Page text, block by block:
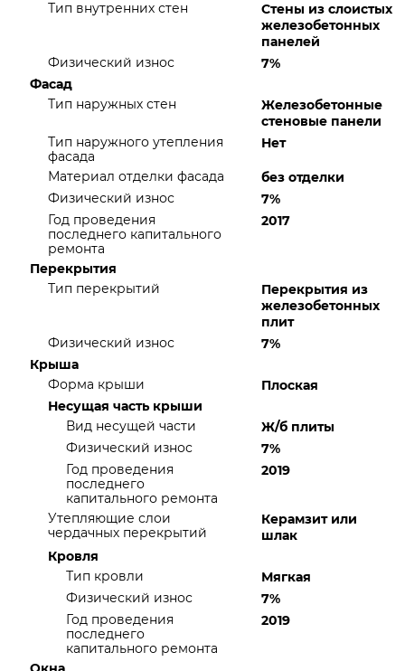
Тип внутренних стен
Стены из слоистых
железобетонных
панелей
Физический износ
7%
Фасад
Тип наружных стен
Железобетонные
стеновые панели
Тип наружного утепления
фасада
Нет
Материал отделки фасада
без отделки
Физический износ
7%
Год проведения
последнего капитального
ремонта
2017
Перекрытия
Тип перекрытий
Перекрытия из
железобетонных
плит
Физический износ
7%
Крыша
Форма крыши
Плоская
Несущая часть крыши
Вид несущей части
Ж/б плиты
Физический износ
7%
Год проведения
последнего
капитального ремонта
2019
Утепляющие слои
чердачных перекрытий
Керамзит или
шлак
Кровля
Тип кровли
Мягкая
Физический износ
7%
Год проведения
последнего
капитального ремонта
2019